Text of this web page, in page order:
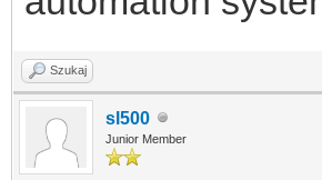
Szukaj
sl500
Junior Member